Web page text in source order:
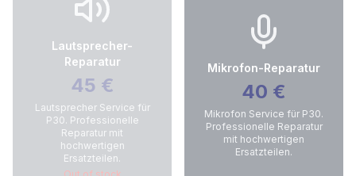
Lautsprecher-
Reparatur
45 €
Lautsprecher Service für
P30. Professionelle
Reparatur mit
hochwertigen
Ersatzteilen.
Mikrofon-Reparatur
40 €
Mikrofon Service für P30.
Professionelle Reparatur
mit hochwertigen
Ersatzteilen.